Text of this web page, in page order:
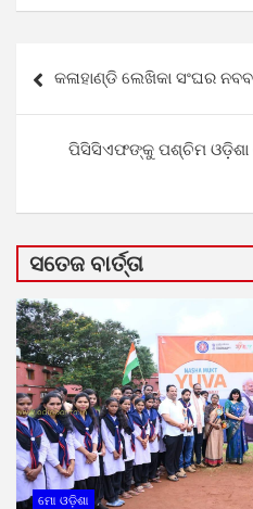
navigation
କଳାହାଣ୍ଡି ଲେଖିକା ସଂଘର
ପିସିସିଏଫଙ୍କୁ ପଶ୍ଚିମ ଓଡ଼ିଶା
ସତେଜ ବାର୍ତ୍ତା
ମୋ ଓଡ଼ିଶା